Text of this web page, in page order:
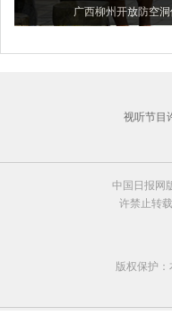
广西柳州开放防空
视听节目
中国日报网
许禁止转
版权保护